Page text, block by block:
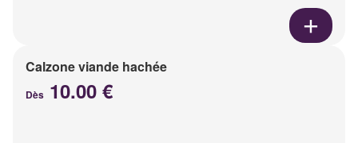
Calzone viande hachée
Dès 10.00 €